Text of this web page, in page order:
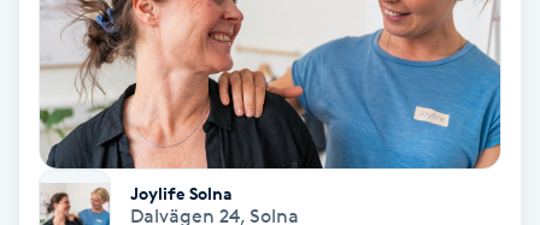
Pigmentbehandling
Pigmentfläckar
Plastikkirurgi
Joylife Solna
Dalvägen 24, Solna